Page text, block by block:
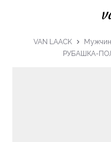
VAN LAACK
РУБАШКА-